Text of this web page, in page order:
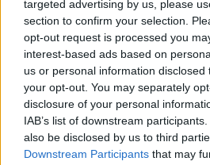
targeted advertising by us, please
section to confirm your selection.
opt-out request is processed you
interest-based ads based on
us or personal information
your opt-out. You may separately
disclosure of your personal
IAB’s list of downstream
also be disclosed by us to third
Downstream Participants that may
Canegrate -
Ultima
Ferragosto
Canegrate:
euro e tante